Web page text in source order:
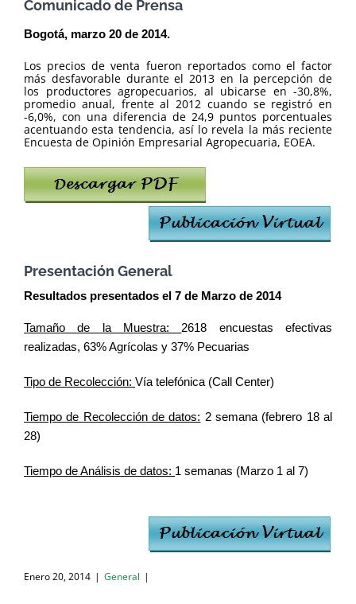
Comunicado de Prensa
Bogotá, marzo 20 de 2014.
Los precios de venta fueron reportados como el factor
más desfavorable durante el 2013 en la percepción de
los productores agropecuarios, al ubicarse en -30,8%,
promedio anual, frente al 2012 cuando se registró en
-6,0%, con una diferencia de 24,9 puntos porcentuales
acentuando esta tendencia, así lo revela la más reciente
Encuesta de Opinión Empresarial Agropecuaria, EOEA.
Presentación General
Resultados presentados el 7 de Marzo de 2014
Tamaño de la Muestra: 2618 encuestas efectivas
realizadas, 63% Agrícolas y 37% Pecuarias
Tipo de Recolección: Vía telefónica (Call Center)
Tiempo de Recolección de datos: 2 semana (febrero 18 al
28)
Tiempo de Análisis de datos: 1 semanas (Marzo 1 al 7)
Enero 20, 2014 | General |